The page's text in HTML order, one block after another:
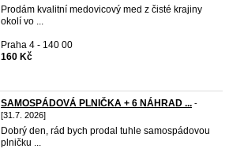
Prodám kvalitní medovicový med z čisté krajiny
okolí vo ...
Praha 4 - 140 00
160 Kč
SAMOSPÁDOVÁ PLNIČKA + 6 NÁHRAD ... -
[31.7. 2026]
Dobrý den, rád bych prodal tuhle samospádovou
plničku ...